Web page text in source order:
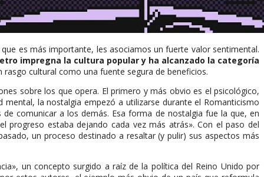
es más importante, les asociamos un fuerte valor sentimental.
impregna la cultura popular y ha alcanzado la categoría
cultural como una fuente segura de beneficios.
sobre los que opera. El primero y más obvio es el psicológico,
la nostalgia empezó a utilizarse durante el Romanticismo
comunicar a los demás. Esa forma de nostalgia fue la que, en
progreso estaba dejando cada vez más atrás». Con el paso del
un proceso destinado a resaltar (y pulir) sus aspectos más
un concepto surgido a raíz de la política del Reino Unido por